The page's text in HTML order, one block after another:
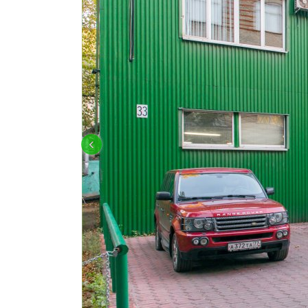
КУЗОВНОЙ РЕМОНТ LAND ROVER
OFF-ROAD ПОДГОТОВКА И
‹